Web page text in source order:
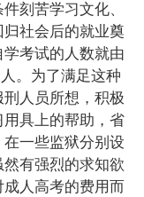
刻苦学习文化、
社会后的就业奠
考试的人数就由
。为了满足这种
人员所想，积极
具上的帮助，省
一些监狱分别设
有强烈的求知欲
人高考的费用而